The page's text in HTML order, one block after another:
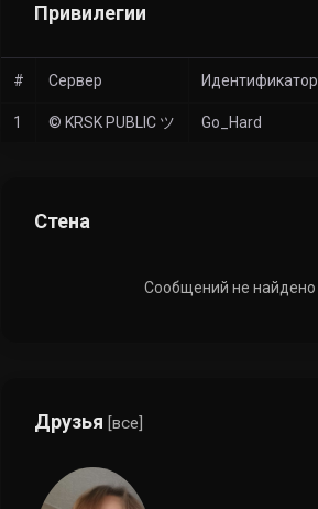
Друзья [все]
Привилегии
# Сервер Идентификатор
1 © KRSK PUBLIC ツ Go_Hard
Стена
Сообщений не найдено